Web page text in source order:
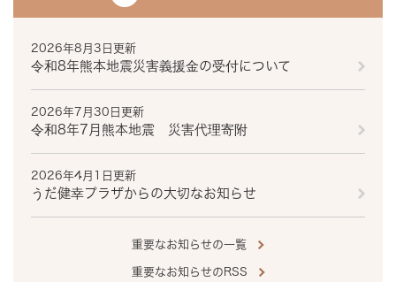
2026年8月3日更新
令和8年熊本地震災害義援金の受付について
2026年7月30日更新
令和8年7月熊本地震 災害代理寄附
2026年4月1日更新
うだ健幸プラザからの大切なお知らせ
重要なお知らせの一覧
重要なお知らせのRSS